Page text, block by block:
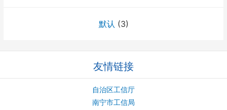
默认 (3)
友情链接
自治区工信厅
南宁市工信局